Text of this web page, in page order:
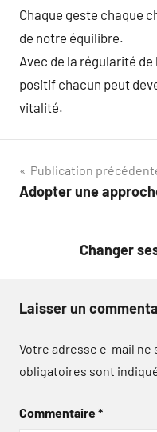
Chaque geste chaque
de notre équilibre.
Avec de la régularité de
positif chacun peut
vitalité.
Navigation
de
Publication
Adopter une
Changer
Laisser un
Votre adresse e-mail ne
obligatoires sont
Commentaire*